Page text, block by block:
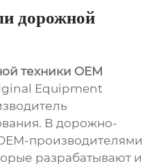
дорожной
техники OEM
Equipment
В дорожно-
производителями
разрабатывают и